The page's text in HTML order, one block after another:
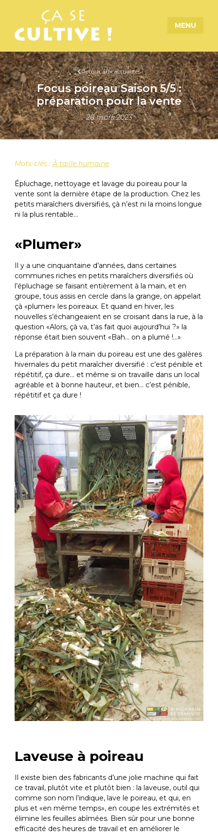
MENU
Retour aux actualités
Focus poireau Saison 5/5 :
préparation pour la vente
26 mars 2023
Mots-clés :À taille humaine
Épluchage, nettoyage et lavage du poireau pour la
vente sont la dernière étape de la production. Chez les
petits maraîchers diversifiés, çà n’est ni la moins longue
ni la plus rentable…
«Plumer»
Il y a une cinquantaine d’années, dans certaines
communes riches en petits maraîchers diversifiés où
l’épluchage se faisant entièrement à la main, et en
groupe, tous assis en cercle dans la grange, on appelait
çà «plumer» les poireaux. Et quand en hiver, les
nouvelles s’échangeaient en se croisant dans la rue, à la
question «Alors, çà va, t’as fait quoi aujourd’hui ?» la
réponse était bien souvent «Bah… on a plumé !…»
La préparation à la main du poireau est une des galères
hivernales du petit maraîcher diversifié : c’est pénible et
répétitif, ça dure… et même si on travaille dans un local
agréable et à bonne hauteur, et bien… c’est pénible,
répétitif et ça dure !
Laveuse à poireau
Il existe bien des fabricants d’une jolie machine qui fait
ce travail, plutôt vite et plutôt bien : la laveuse, outil qui
comme son nom l’indique, lave le poireau, et qui, en
plus et «en même temps», en coupe les extrémités et
élimine les feuilles abîmées. Bien sûr pour une bonne
efficacité des heures de travail et en améliorer le